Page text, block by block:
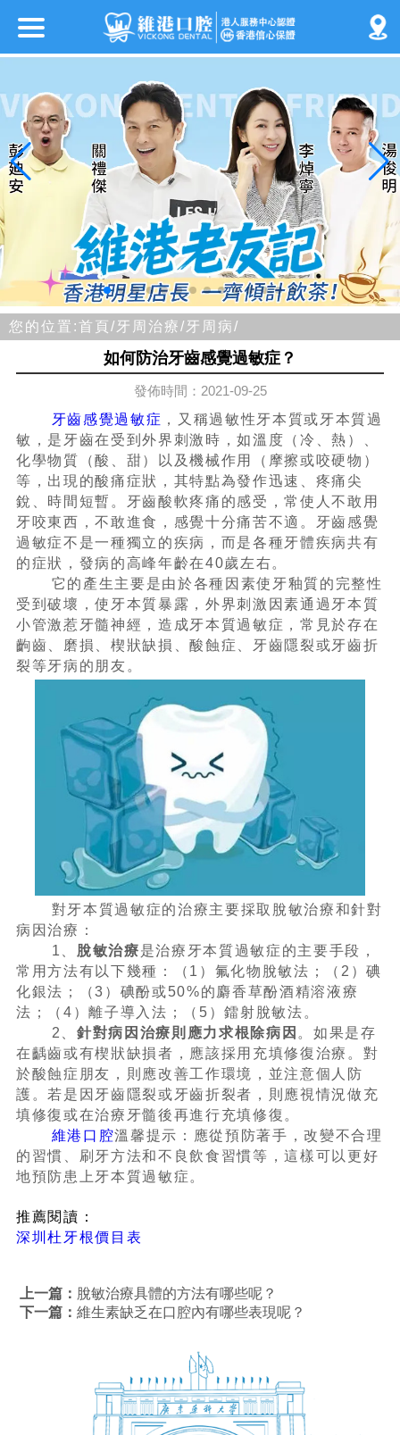
您的位置:首頁/ 牙周治療/ 牙周病/
如何防治牙齒感覺過敏症？
發佈時間：2021-09-25
牙齒感覺過敏症 ，又稱過敏性牙本質或牙本質過
敏，是牙齒在受到外界刺激時，如溫度（冷、熱）、
化學物質（酸、甜）以及機械作用（摩擦或咬硬物）
等，出現的酸痛症狀，其特點為發作迅速、疼痛尖
銳、時間短暫。牙齒酸軟疼痛的感受，常使人不敢用
牙咬東西，不敢進食，感覺十分痛苦不適。牙齒感覺
過敏症不是一種獨立的疾病，而是各種牙體疾病共有
的症狀，發病的高峰年齡在40歲左右。
它的產生主要是由於各種因素使牙釉質的完整性
受到破壞，使牙本質暴露，外界刺激因素通過牙本質
小管激惹牙髓神經，造成牙本質過敏症，常見於存在
齣齒、磨損、楔狀缺損、酸蝕症、牙齒隱裂或牙齒折
裂等牙病的朋友。
對牙本質過敏症的治療主要採取脫敏治療和針對
病因治療：
1、 脫敏治療是治療牙本質過敏症的主要手段，
常用方法有以下幾種：（1）氟化物脫敏法；（2）碘
化銀法；（3）碘酚或50%的麝香草酚酒精溶液療
法；（4）離子導入法；（5）鐳射脫敏法。
2、 針對病因治療則應力求根除病因 。如果是存
在齲齒或有楔狀缺損者，應該採用充填修復治療。對
於酸蝕症朋友，則應改善工作環境，並注意個人防
護。若是因牙齒隱裂或牙齒折裂者，則應視情況做充
填修復或在治療牙髓後再進行充填修復。
維港口腔溫馨提示：應從預防著手，改變不合理
的習慣、刷牙方法和不良飲食習慣等，這樣可以更好
地預防患上牙本質過敏症。
推薦閱讀：
深圳杜牙根價目表
上一篇： 脫敏治療具體的方法有哪些呢？
下一篇：維生素缺乏在口腔內有哪些表現呢？